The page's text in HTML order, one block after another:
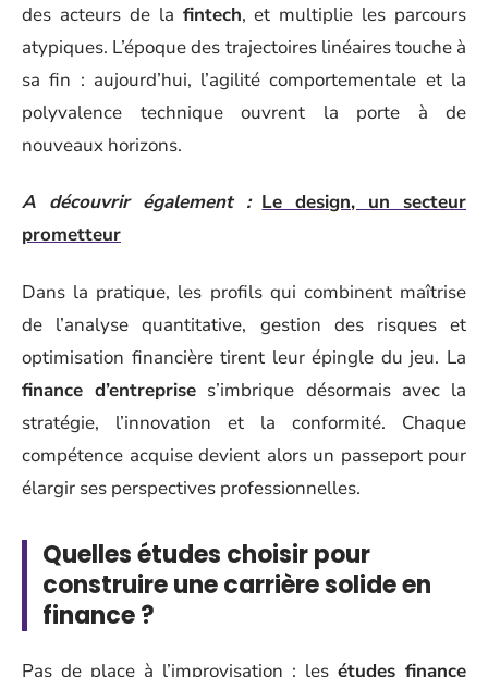
des acteurs de la fintech, et multiplie les parcours
atypiques. L’époque des trajectoires linéaires touche à
sa fin : aujourd’hui, l’agilité comportementale et la
polyvalence technique ouvrent la porte à de
nouveaux horizons.
A découvrir également : Le design, un secteur
prometteur
Dans la pratique, les profils qui combinent maîtrise
de l’analyse quantitative, gestion des risques et
optimisation financière tirent leur épingle du jeu. La
finance d’entreprise s’imbrique désormais avec la
stratégie, l’innovation et la conformité. Chaque
compétence acquise devient alors un passeport pour
élargir ses perspectives professionnelles.
Quelles études choisir pour
construire une carrière solide en
finance ?
Pas de place à l’improvisation : les études finance